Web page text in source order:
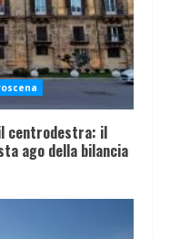
centrodestra: il
ago della bilancia